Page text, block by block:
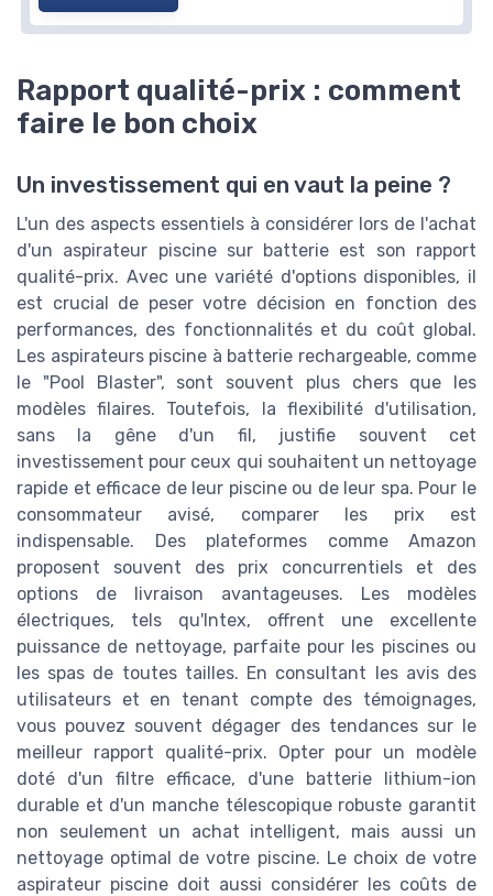
Rapport qualité-prix : comment
faire le bon choix
Un investissement qui en vaut la peine ?
L'un des aspects essentiels à considérer lors de l'achat
d'un aspirateur piscine sur batterie est son rapport
qualité-prix. Avec une variété d'options disponibles, il
est crucial de peser votre décision en fonction des
performances, des fonctionnalités et du coût global.
Les aspirateurs piscine à batterie rechargeable, comme
le "Pool Blaster", sont souvent plus chers que les
modèles filaires. Toutefois, la flexibilité d'utilisation,
sans la gêne d'un fil, justifie souvent cet
investissement pour ceux qui souhaitent un nettoyage
rapide et efficace de leur piscine ou de leur spa. Pour le
consommateur avisé, comparer les prix est
indispensable. Des plateformes comme Amazon
proposent souvent des prix concurrentiels et des
options de livraison avantageuses. Les modèles
électriques, tels qu'Intex, offrent une excellente
puissance de nettoyage, parfaite pour les piscines ou
les spas de toutes tailles. En consultant les avis des
utilisateurs et en tenant compte des témoignages,
vous pouvez souvent dégager des tendances sur le
meilleur rapport qualité-prix. Opter pour un modèle
doté d'un filtre efficace, d'une batterie lithium-ion
durable et d'un manche télescopique robuste garantit
non seulement un achat intelligent, mais aussi un
nettoyage optimal de votre piscine. Le choix de votre
aspirateur piscine doit aussi considérer les coûts de